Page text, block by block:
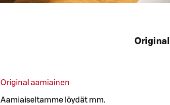
Original aamiainen
Aamiaiseltamme löydät mm.